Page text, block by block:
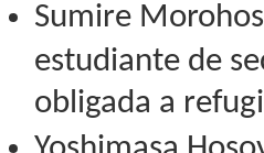
Sumire
estudiante de
obligada a